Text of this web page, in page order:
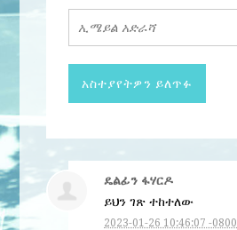
ዴልፊን ፋሃርዶ
ይህን ገጽ ተከተለው
2023-01-26 10:46:07 -0800